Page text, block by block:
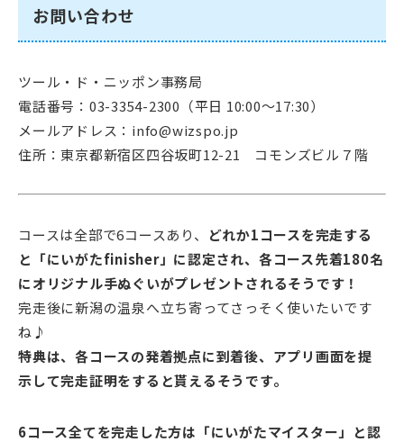
お問い合わせ
ツール・ド・ニッポン事務局
電話番号：03-3354-2300（平日 10:00～17:30）
メールアドレス：info@wizspo.jp
住所：東京都新宿区四谷坂町12-21 コモンズビル７階
コースは全部で6コースあり、
どれか1コースを完走する
と「にいがたfinisher」に認定され、各コース先着180名
にオリジナル手ぬぐいがプレゼントされるそうです！
完走後に新潟の温泉へ立ち寄ってさっそく使いたいです
ね♪
特典は、各コースの発着拠点に到着後、アプリ画面を提
示して完走証明をすると貰えるそうです。
6コース全てを完走した方は「にいがたマイスター」と認